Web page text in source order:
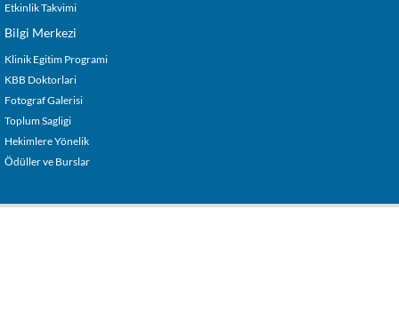
Etkinlik Takvimi
Bilgi Merkezi
Klinik Egitim Programi
KBB Doktorlari
Fotograf Galerisi
Toplum Sagligi
Hekimlere Yönelik
Ödüller ve Burslar